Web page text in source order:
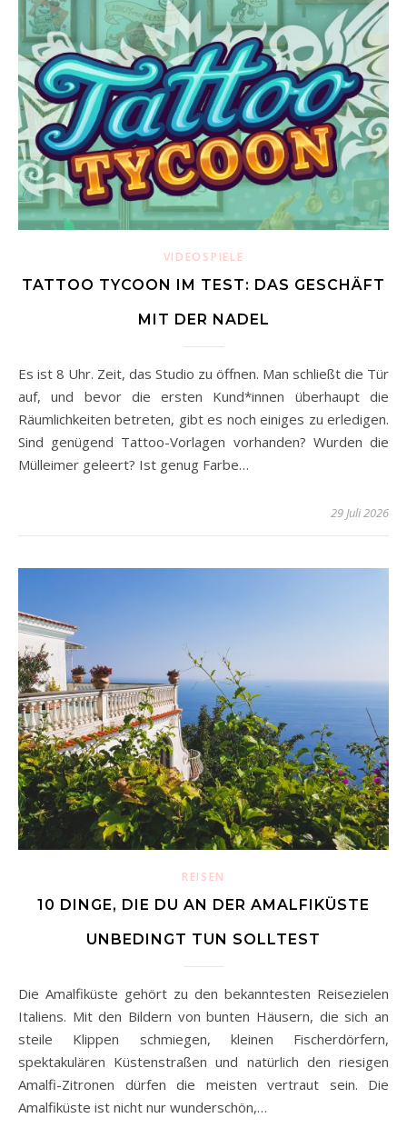
VIDEOSPIELE
TATTOO TYCOON IM TEST: DAS GESCHÄFT
MIT DER NADEL
Es ist 8 Uhr. Zeit, das Studio zu öffnen. Man schließt die Tür
auf, und bevor die ersten Kund*innen überhaupt die
Räumlichkeiten betreten, gibt es noch einiges zu erledigen.
Sind genügend Tattoo-Vorlagen vorhanden? Wurden die
Mülleimer geleert? Ist genug Farbe…
29 Juli 2026
REISEN
10 DINGE, DIE DU AN DER AMALFIKÜSTE
UNBEDINGT TUN SOLLTEST
Die Amalfiküste gehört zu den bekanntesten Reisezielen
Italiens. Mit den Bildern von bunten Häusern, die sich an
steile Klippen schmiegen, kleinen Fischerdörfern,
spektakulären Küstenstraßen und natürlich den riesigen
Amalfi-Zitronen dürfen die meisten vertraut sein. Die
Amalfiküste ist nicht nur wunderschön,…